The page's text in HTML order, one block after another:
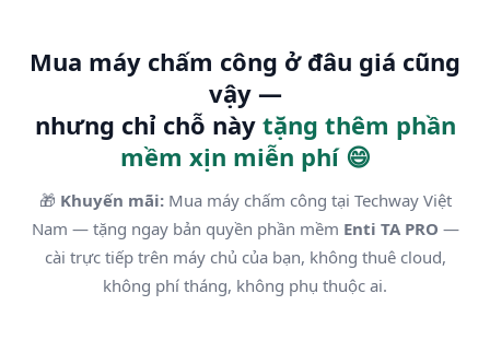
Mua máy chấm công ở đâu giá cũng
vậy —
nhưng chỉ chỗ này tặng thêm phần
mềm xịn miễn phí 😄
🎁 Khuyến mãi:Mua máy chấm công tại Techway Việt
Nam — tặng ngay bản quyền phần mềm Enti TA PRO —
cài trực tiếp trên máy chủ của bạn, không thuê cloud,
không phí tháng, không phụ thuộc ai.